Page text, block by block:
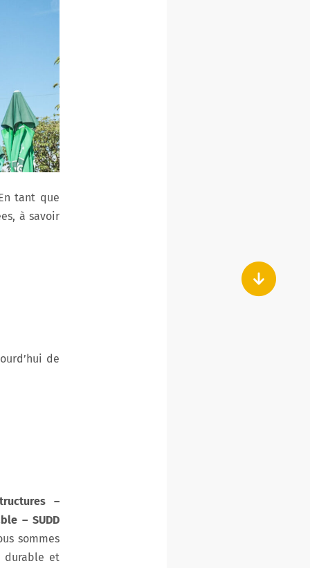
tant que
à savoir
de
–
– SUDD
sommes
durable et